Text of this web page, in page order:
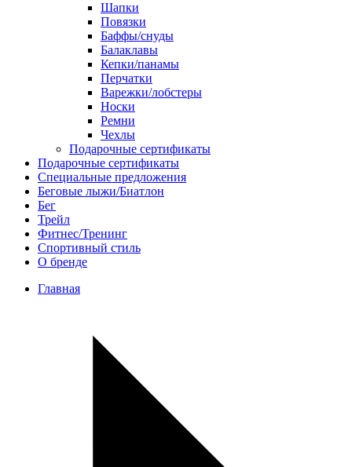
Шапки
Повязки
Баффы/снуды
Балаклавы
Кепки/панамы
Перчатки
Варежки/лобстеры
Носки
Ремни
Чехлы
Подарочные сертификаты
Подарочные сертификаты
Специальные предложения
Беговые лыжи/Биатлон
Бег
Трейл
Фитнес/Тренинг
Спортивный стиль
О бренде
Главная